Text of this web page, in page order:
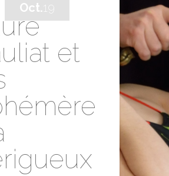
Oct. 19
et